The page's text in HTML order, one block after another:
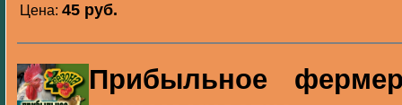
Цена: 45 pуб.
Прибыльное